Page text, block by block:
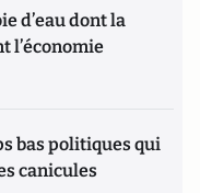
d’eau dont la
l’économie
bas politiques qui
canicules